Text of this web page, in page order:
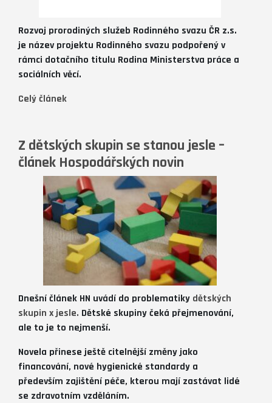
Rozvoj prorodiných služeb Rodinného svazu ČR z.s.
je název projektu Rodinného svazu podpořený v
rámci dotačního titulu Rodina Ministerstva práce a
sociálních věcí.
Celý článek
Z dětských skupin se stanou jesle –
článek Hospodářských novin
Dnešní článek HN uvádí do problematiky dětských
skupin x jesle. Dětské skupiny čeká přejmenování,
ale to je to nejmenší.
Novela přinese ještě citelnější změny jako
financování, nové hygienické standardy a
především zajištění péče, kterou mají zastávat lidé
se zdravotním vzděláním.